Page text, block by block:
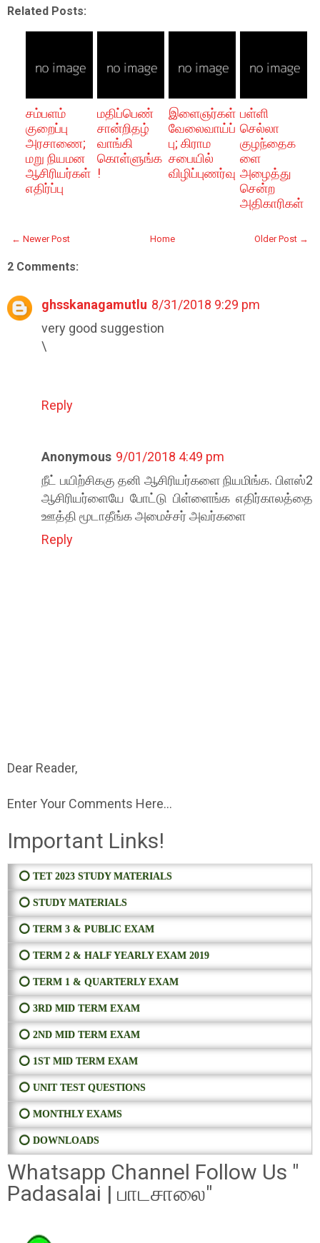
Related Posts:
சம்பளம்
குறைப்பு
அரசாணை;
மறு நியமன
ஆசிரியர்கள்
எதிர்ப்பு
மதிப்பெண்
சான்றிதழ்
வாங்கி
கொள்ளுங்க
!
இளைஞர்கள்
வேலைவாய்ப்
பு; கிராம
சபையில்
விழிப்புணர்வு
பள்ளி
செல்லா
குழந்தைக
ளை
அழைத்து
சென்ற
அதிகாரிகள்
← Newer Post Older Post →
Home
2 Comments:
ghsskanagamutlu 8/31/2018 9:29 pm
very good suggestion
\
Reply
Anonymous 9/01/2018 4:49 pm
நீட் பயிற்சிககு தனி ஆசிரியர்களை நியமிங்க. பிளஸ்2
ஆசிரியர்ளையே போட்டு பிள்ளைங்க எதிர்காலத்தை
ஊத்தி மூடாதீங்க அமைச்சர் அவர்களை
Reply
Dear Reader,
Enter Your Comments Here...
Important Links!
⭕ TET 2023 STUDY MATERIALS
⭕ STUDY MATERIALS
⭕ TERM 3 & PUBLIC EXAM
⭕ TERM 2 & HALF YEARLY EXAM 2019
⭕ TERM 1 & QUARTERLY EXAM
⭕ 3RD MID TERM EXAM
⭕ 2ND MID TERM EXAM
⭕ 1ST MID TERM EXAM
⭕ UNIT TEST QUESTIONS
⭕ MONTHLY EXAMS
⭕ DOWNLOADS
Whatsapp Channel Follow Us "
Padasalai | பாடசாலை"